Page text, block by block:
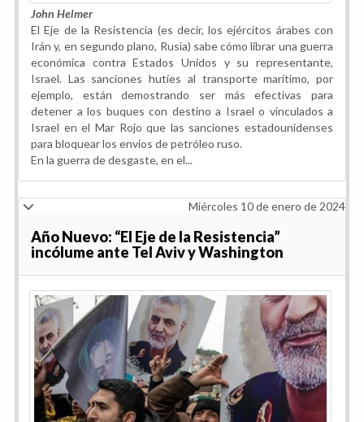
John Helmer
El Eje de la Resistencia (es decir, los ejércitos árabes con
Irán y, en segundo plano, Rusia) sabe cómo librar una guerra
económica contra Estados Unidos y su representante,
Israel. Las sanciones hutíes al transporte marítimo, por
ejemplo, están demostrando ser más efectivas para
detener a los buques con destino a Israel o vinculados a
Israel en el Mar Rojo que las sanciones estadounidenses
para bloquear los envíos de petróleo ruso.
En la guerra de desgaste, en el...
Miércoles 10 de enero de 2024
Año Nuevo: “El Eje de la Resistencia”
incólume ante Tel Aviv y Washington